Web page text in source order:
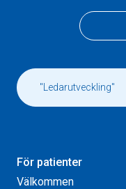
För patienter
Välkommen